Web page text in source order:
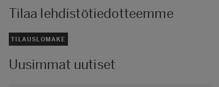
Tilaa lehdistötiedotteemme
TILAUSLOMAKE
Uusimmat uutiset